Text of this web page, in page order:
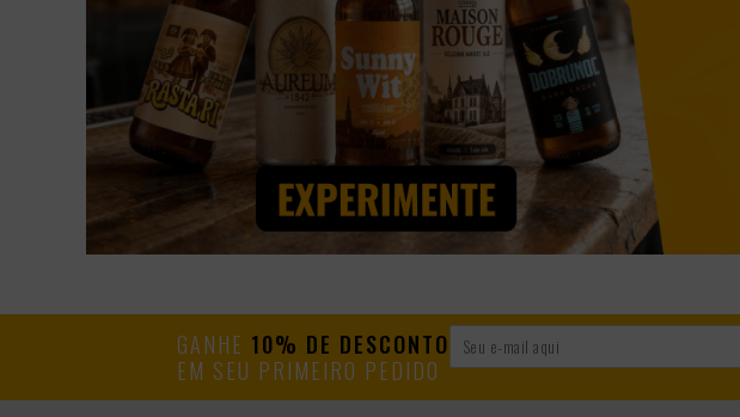
GANHE 10% DE DESCONTO
EM SEU PRIMEIRO PEDIDO